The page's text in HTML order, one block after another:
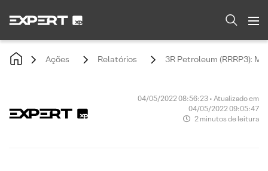
Ações Relatórios 3R Petroleum (RRRP3):
04/05/2022 08:56:23 • Atualizado em
04/05/2022 09:05:47
2 minutos de leitura